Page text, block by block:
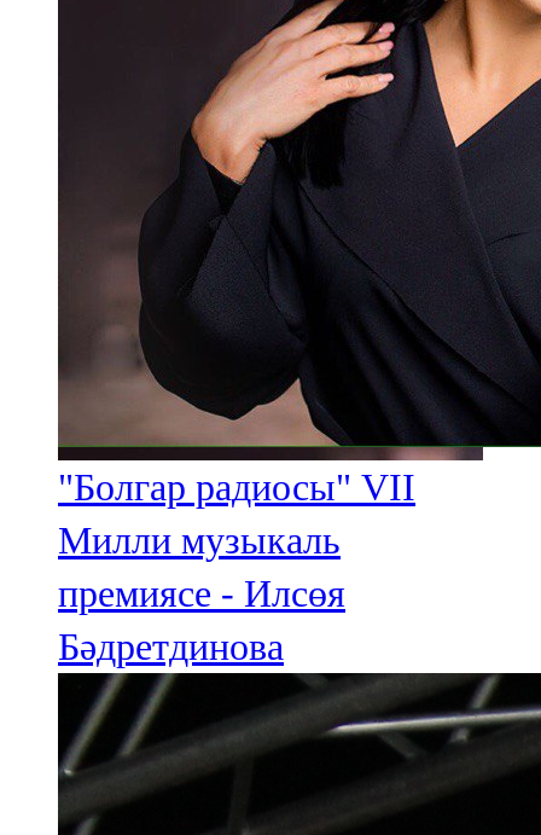
"Болгар радиосы" VII
Милли музыкаль
премиясе - Илсөя
Бәдретдинова